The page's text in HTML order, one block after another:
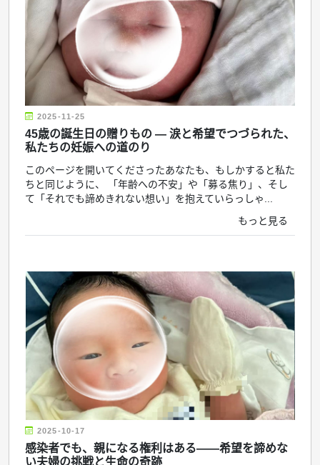
2025-11-25
45歳の誕生日の贈りもの ― 涙と希望でつづられた、
私たちの妊娠への道のり
このページを開いてくださったあなたも、もしかすると私た
ちと同じように、 「年齢への不安」や「募る焦り」、そし
て「それでも諦めきれない想い」を抱えていらっしゃ...
もっと見る
2025-10-17
感染者でも、親になる権利はある――希望を諦めな
い夫婦の挑戦と生命の奇跡